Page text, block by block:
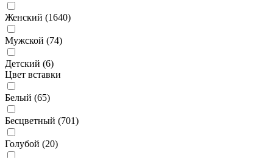
Женский (1640)
Мужской (74)
Детский (6)
Цвет вставки
Белый (65)
Бесцветный (701)
Голубой (20)